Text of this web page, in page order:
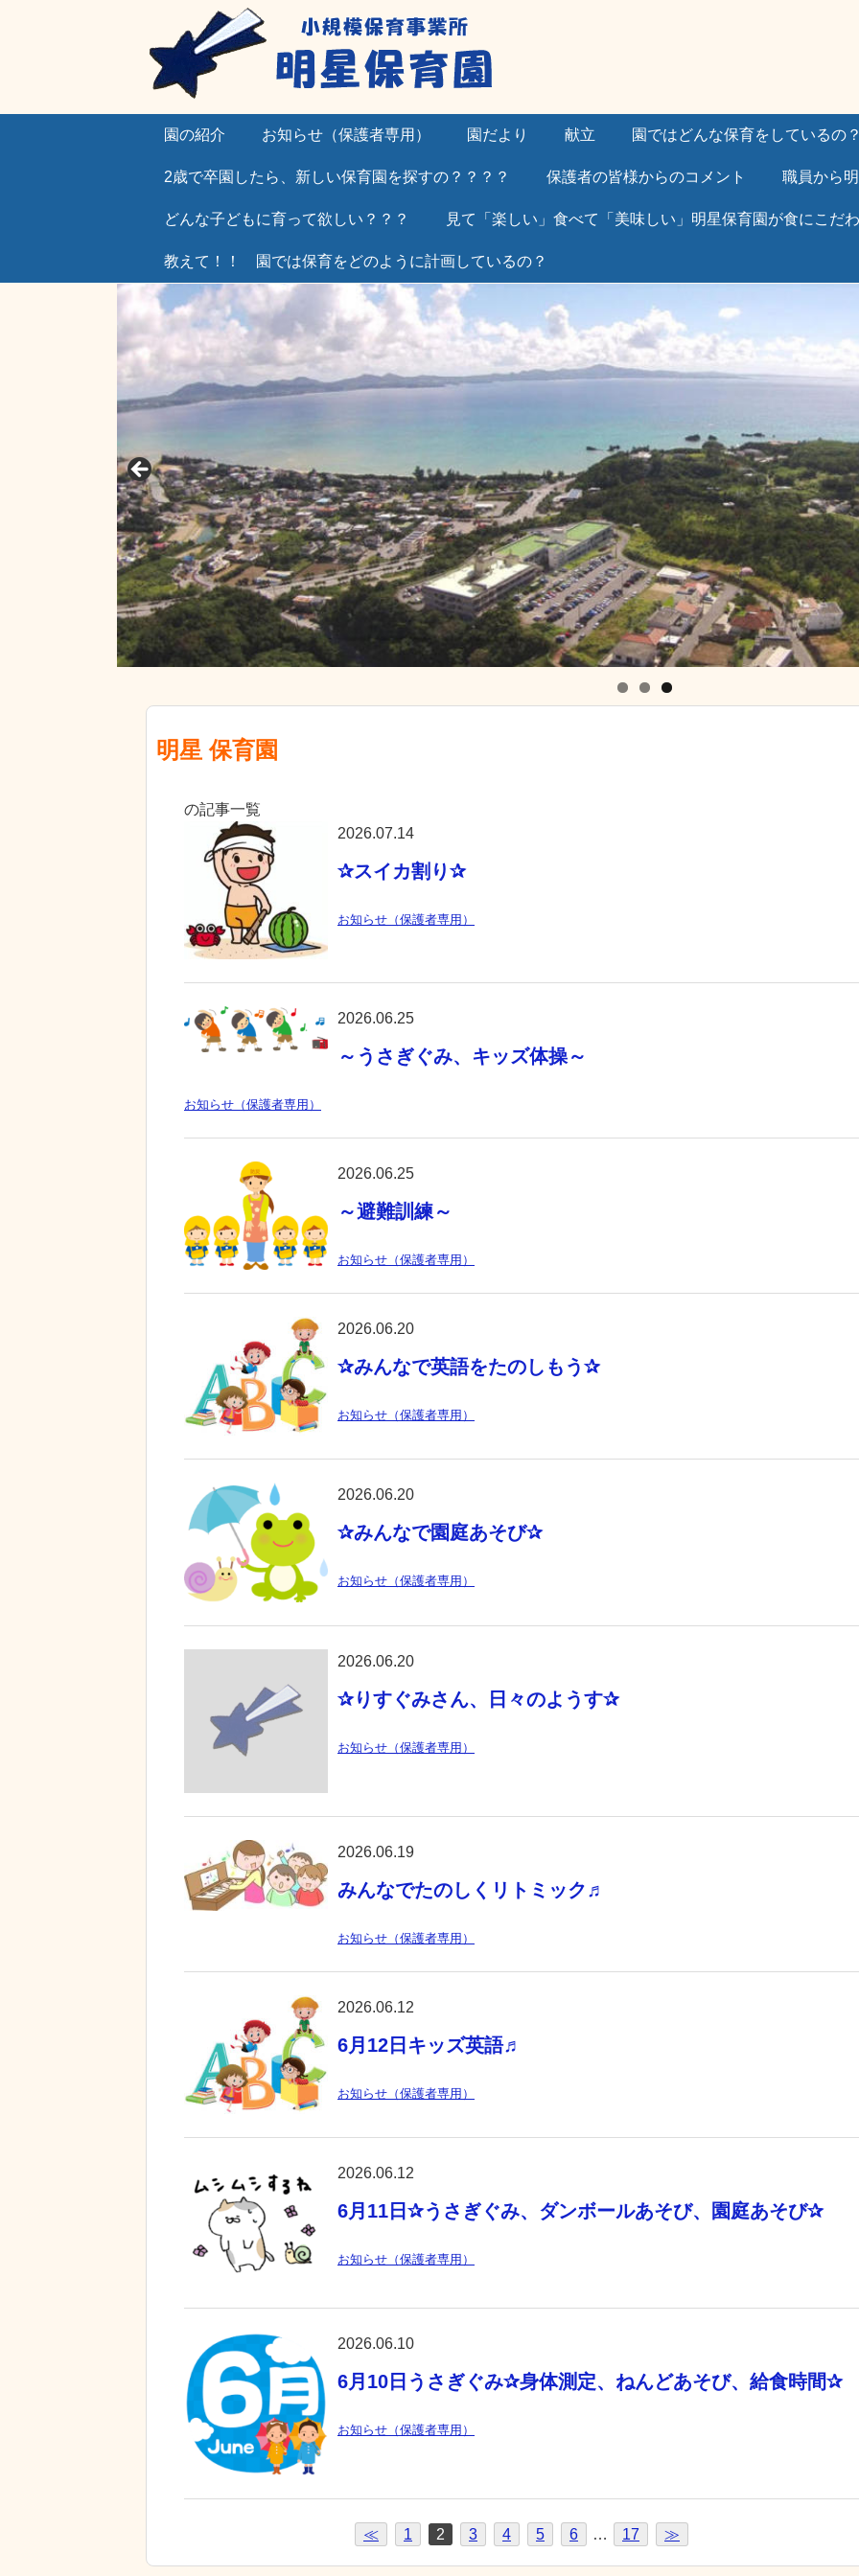
園の紹介 お知らせ（保護者専用） 園だより 献立 園ではどんな保育をしているの
2歳で卒園したら、新しい保育園を探すの？？？？ 保護者の皆様からのコメント 職員から
どんな子どもに育って欲しい？？？ 見て「楽しい」食べて「美味しい」明星保育園が食にこだ
教えて！！ 園では保育をどのように計画しているの？
明星 保育園
の記事一覧
2026.07.14
✰スイカ割り✰
お知らせ（保護者専用）
2026.06.25
～うさぎぐみ、キッズ体操～
お知らせ（保護者専用）
2026.06.25
～避難訓練～
お知らせ（保護者専用）
2026.06.20
✰みんなで英語をたのしもう✰
お知らせ（保護者専用）
2026.06.20
✰みんなで園庭あそび✰
お知らせ（保護者専用）
2026.06.20
✰りすぐみさん、日々のようす✰
お知らせ（保護者専用）
2026.06.19
みんなでたのしくリトミック♬
お知らせ（保護者専用）
2026.06.12
6月12日キッズ英語♬
お知らせ（保護者専用）
2026.06.12
6月11日✰うさぎぐみ、ダンボールあそび、園庭あそび✰
お知らせ（保護者専用）
2026.06.10
6月10日うさぎぐみ✰身体測定、ねんどあそび、給食時間✰
お知らせ（保護者専用）
≪ 1 2 3 4 5 6 … 17 ≫